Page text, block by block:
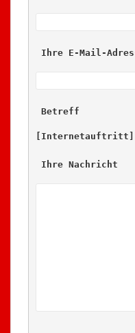
Ihre E-Mail-
Betreff
[Internetauftritt]
Ihre Nachricht